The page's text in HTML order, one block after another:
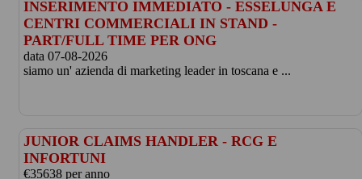
INSERIMENTO IMMEDIATO - ESSELUNGA E
CENTRI COMMERCIALI IN STAND -
PART/FULL TIME PER ONG
data 07-08-2026
siamo un' azienda di marketing leader in toscana e ...
JUNIOR CLAIMS HANDLER - RCG E
INFORTUNI
€35638 per anno